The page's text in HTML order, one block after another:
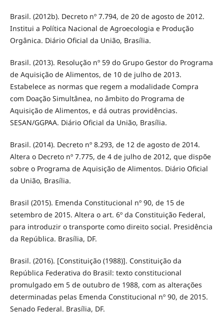
Brasil. (2012b). Decreto nº 7.794, de 20 de agosto de 2012.
Institui a Política Nacional de Agroecologia e Produção
Orgânica. Diário Oficial da União, Brasília.
Brasil. (2013). Resolução nº 59 do Grupo Gestor do Programa
de Aquisição de Alimentos, de 10 de julho de 2013.
Estabelece as normas que regem a modalidade Compra
com Doação Simultânea, no âmbito do Programa de
Aquisição de Alimentos, e dá outras providências.
SESAN/GGPAA. Diário Oficial da União, Brasília.
Brasil. (2014). Decreto nº 8.293, de 12 de agosto de 2014.
Altera o Decreto nº 7.775, de 4 de julho de 2012, que dispõe
sobre o Programa de Aquisição de Alimentos. Diário Oficial
da União, Brasília.
Brasil (2015). Emenda Constitucional nº 90, de 15 de
setembro de 2015. Altera o art. 6º da Constituição Federal,
para introduzir o transporte como direito social. Presidência
da República. Brasília, DF.
Brasil. (2016). [Constituição (1988)]. Constituição da
República Federativa do Brasil: texto constitucional
promulgado em 5 de outubro de 1988, com as alterações
determinadas pelas Emenda Constitucional nº 90, de 2015.
Senado Federal. Brasília, DF.